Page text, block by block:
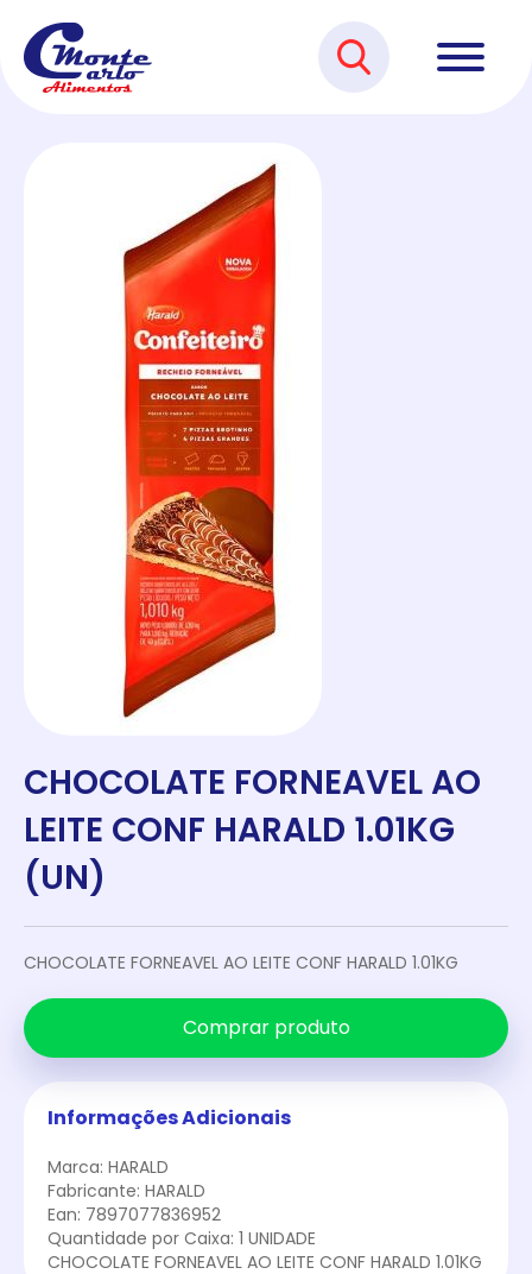
CHOCOLATE FORNEAVEL AO
LEITE CONF HARALD 1.01KG
(UN)
CHOCOLATE FORNEAVEL AO LEITE CONF HARALD 1.01KG
Comprar produto
Informações Adicionais
Marca: HARALD
Fabricante: HARALD
Ean: 7897077836952
Quantidade por Caixa: 1 UNIDADE
CHOCOLATE FORNEAVEL AO LEITE CONF HARALD 1.01KG